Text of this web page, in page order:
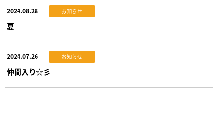
2024.08.28 お知らせ
夏
2024.07.26 お知らせ
仲間入り☆彡